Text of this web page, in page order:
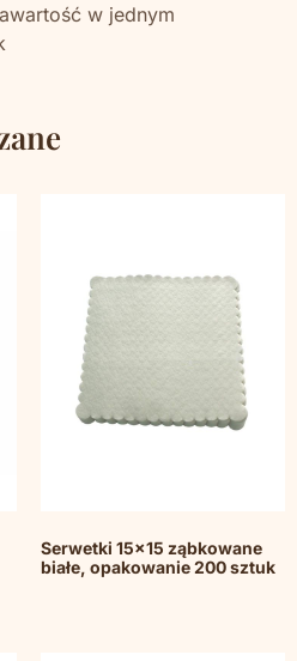
w jednym
Serwetki 15×15 ząbkowane
białe, opakowanie 200 sztuk